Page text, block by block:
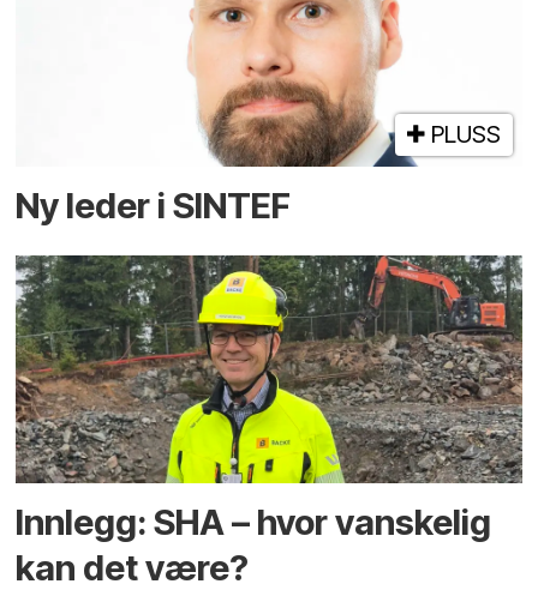
PLUSS
Ny leder i SINTEF
Innlegg: SHA – hvor vanskelig
kan det være?